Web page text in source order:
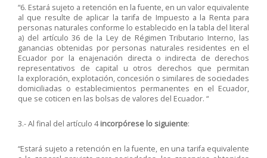
“6. Estará sujeto a retención en la fuente, en un valor equivalente
al que resulte de aplicar la tarifa de Impuesto a la Renta para
personas naturales conforme lo establecido en la tabla del literal
a) del artículo 36 de la Ley de Régimen Tributario Interno, las
ganancias obtenidas por personas naturales residentes en el
Ecuador por la enajenación directa o indirecta de derechos
representativos de capital u otros derechos que permitan
la exploración, explotación, concesión o similares de sociedades
domiciliadas o establecimientos permanentes en el Ecuador,
que se coticen en las bolsas de valores del Ecuador. “
3.- Al final del artículo 4incorpórese lo siguiente:
“Estará sujeto a retención en la fuente, en una tarifa equivalente